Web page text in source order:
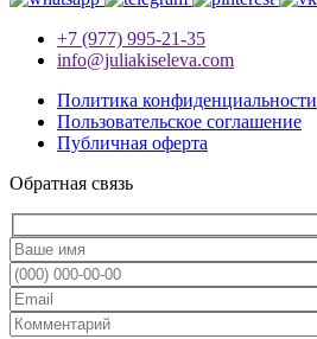
+7 (977) 995-21-35
info@juliakiseleva.com
Политика конфиденциальности
Пользовательское соглашение
Публичная оферта
Обратная связь